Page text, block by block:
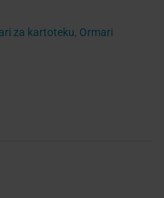
za kartoteku, Ormari